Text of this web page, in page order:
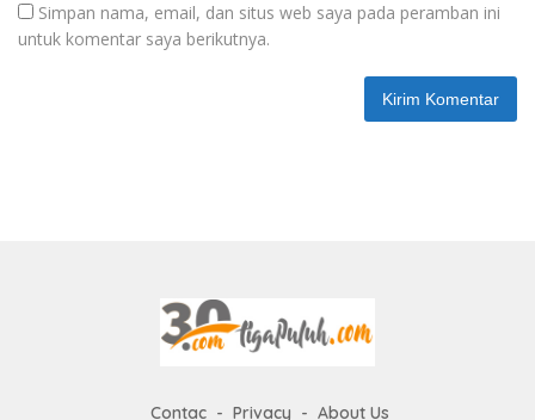
Simpan nama, email, dan situs web saya pada peramban ini
untuk komentar saya berikutnya.
Contac Privacy About Us